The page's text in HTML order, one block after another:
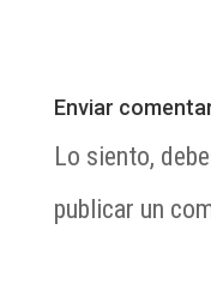
Enviar
Lo siento,
publicar un